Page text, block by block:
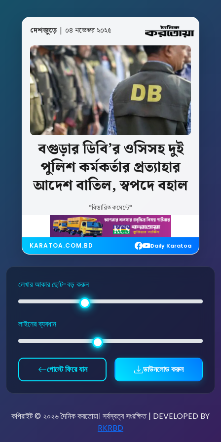
দেশজুড়ে| ০৪ নভেম্বর ২০২৫
বগুড়ারডিবি’রওসিসহদুই
পুলিশকর্মকর্তারপ্রত্যাহার
আদেশবাতিল, স্বপদেবহাল
*বিস্তারিত কমেন্টে*
KARATOA.COM.BD Daily Karatoa
লেখার আকার ছোট-বড় করুন
লাইনের ব্যবধান
পোস্টে ফিরে যান ডাউনলোড করুন
কপিরাইট © ২০২৬ দৈনিক করতোয়া। সর্বস্বত্ব সংরক্ষিত | DEVELOPED BY
RKRBD